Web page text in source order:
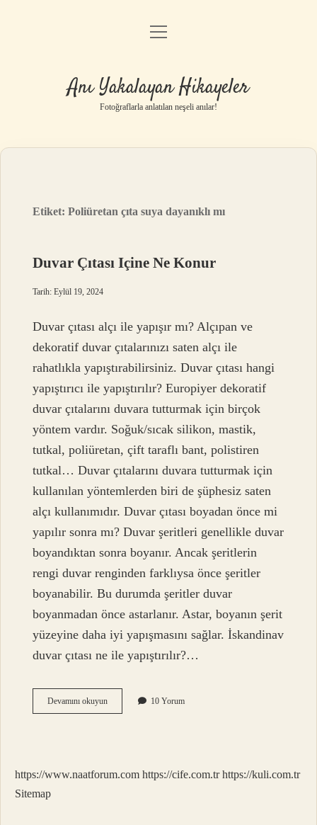
Anasayfa
Yasal Uyarı
menüyü
Anı Yakalayan Hikayeler
Fotoğraflarla anlatılan neşeli anılar!
Etiket:Poliüretan çıta suya dayanıklı mı
Duvar Çıtası Içine Ne Konur
Tarih: Eylül 19, 2024
Duvar çıtası alçı ile yapışır mı? Alçıpan ve
dekoratif duvar çıtalarınızı saten alçı ile
rahatlıkla yapıştırabilirsiniz. Duvar çıtası hangi
yapıştırıcı ile yapıştırılır? Europiyer dekoratif
duvar çıtalarını duvara tutturmak için birçok
yöntem vardır. Soğuk/sıcak silikon, mastik,
tutkal, poliüretan, çift taraflı bant, polistiren
tutkal… Duvar çıtalarını duvara tutturmak için
kullanılan yöntemlerden biri de şüphesiz saten
alçı kullanımıdır. Duvar çıtası boyadan önce mi
yapılır sonra mı? Duvar şeritleri genellikle duvar
boyandıktan sonra boyanır. Ancak şeritlerin
rengi duvar renginden farklıysa önce şeritler
boyanabilir. Bu durumda şeritler duvar
boyanmadan önce astarlanır. Astar, boyanın şerit
yüzeyine daha iyi yapışmasını sağlar. İskandinav
duvar çıtası ne ile yapıştırılır?…
Devamını okuyunDuvar
Çıtası
10 Yorum
https://www.naatforum.com https://cife.com.tr https://kuli.com.tr
Sitemap